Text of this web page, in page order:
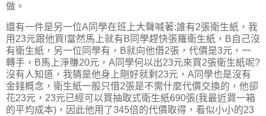
做。
還有一件是另一位A同學在班上大聲喊著:誰有2張衛生紙，我
用23元跟他買!當然馬上就有B同學趕快張羅衛生紙，B自己沒
有衛生紙，另一位同學有，B就向他借2張，代價是3元，一
轉手，B馬上淨賺20元，A同學何以出23元來買2張衛生紙呢?
沒有人知道，我猜是他身上剛好就剩23元，A同學也是沒有
金錢概念，衛生紙一般只借2張是不需什麼代價交換的，他卻
花23元，23元已經可以買抽取式衛生紙690張(我最近買一箱
的平均成本)，因此他用了345倍的代價取得，看似小小的23